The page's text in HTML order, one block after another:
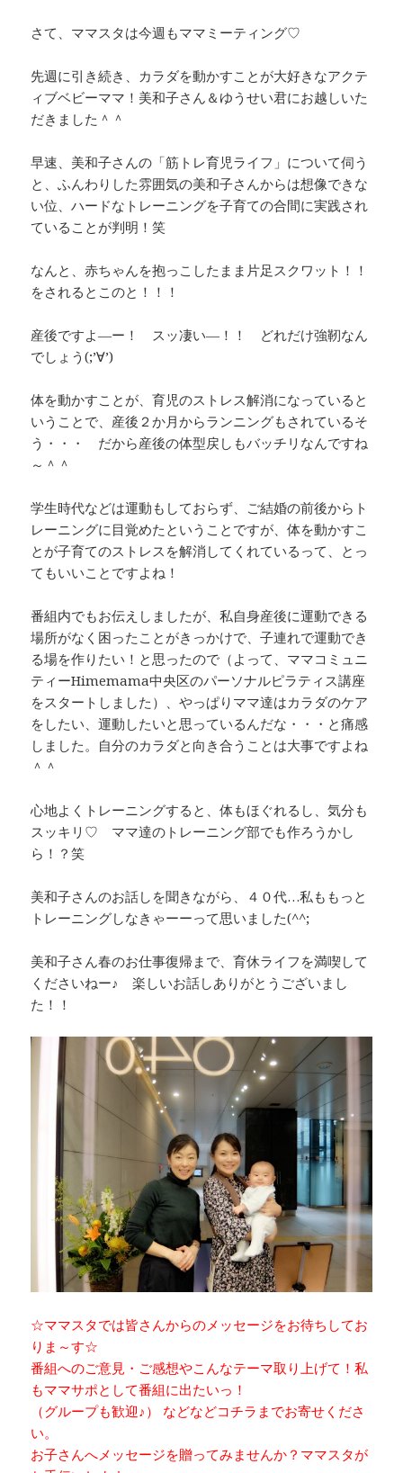
さて、ママスタは今週もママミーティング♡
先週に引き続き、カラダを動かすことが大好きなアクテ
ィブベビーママ！美和子さん＆ゆうせい君にお越しいた
だきました＾＾
早速、美和子さんの「筋トレ育児ライフ」について伺う
と、ふんわりした雰囲気の美和子さんからは想像できな
い位、ハードなトレーニングを子育ての合間に実践され
ていることが判明！笑
なんと、赤ちゃんを抱っこしたまま片足スクワット！！
をされるとこのと！！！
産後ですよ―ー！ スッ凄い―！！ どれだけ強靭なん
でしょう(;’∀’)
体を動かすことが、育児のストレス解消になっていると
いうことで、産後２か月からランニングもされているそ
う・・・ だから産後の体型戻しもバッチリなんですね
～＾＾
学生時代などは運動もしておらず、ご結婚の前後からト
レーニングに目覚めたということですが、体を動かすこ
とが子育てのストレスを解消してくれているって、とっ
てもいいことですよね！
番組内でもお伝えしましたが、私自身産後に運動できる
場所がなく困ったことがきっかけで、子連れで運動でき
る場を作りたい！と思ったので（よって、ママコミュニ
ティーHimemama中央区のパーソナルピラティス講座
をスタートしました）、やっぱりママ達はカラダのケア
をしたい、運動したいと思っているんだな・・・と痛感
しました。自分のカラダと向き合うことは大事ですよね
＾＾
心地よくトレーニングすると、体もほぐれるし、気分も
スッキリ♡ ママ達のトレーニング部でも作ろうかし
ら！？笑
美和子さんのお話しを聞きながら、４０代…私ももっと
トレーニングしなきゃーーって思いました(^^;
美和子さん春のお仕事復帰まで、育休ライフを満喫して
くださいねー♪ 楽しいお話しありがとうございまし
た！！
☆ママスタでは皆さんからのメッセージをお待ちしてお
りま～す☆
番組へのご意見・ご感想やこんなテーマ取り上げて！私
もママサポとして番組に出たいっ！
（グループも歓迎♪） などなどコチラまでお寄せくださ
い。
お子さんへメッセージを贈ってみませんか？ママスタが